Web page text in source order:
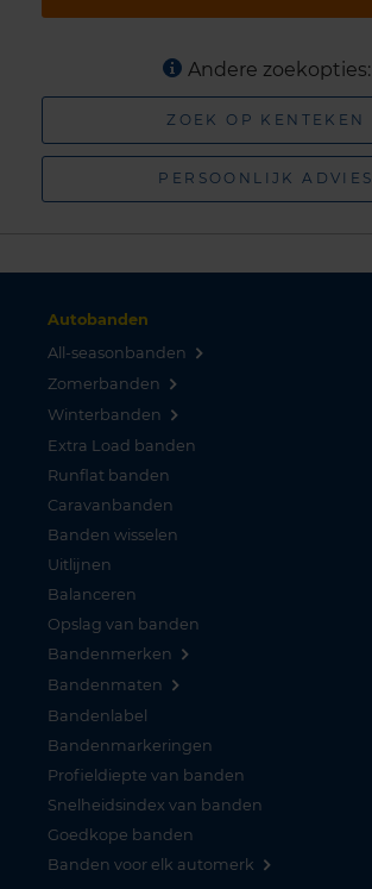
Andere zoekopties:
ZOEK OP KENTEKEN
PERSOONLIJK ADVIES
Autobanden
All-seasonbanden
Zomerbanden
Winterbanden
Extra Load banden
Runflat banden
Caravanbanden
Banden wisselen
Uitlijnen
Balanceren
Opslag van banden
Bandenmerken
Bandenmaten
Bandenlabel
Bandenmarkeringen
Profieldiepte van banden
Snelheidsindex van banden
Goedkope banden
Banden voor elk automerk